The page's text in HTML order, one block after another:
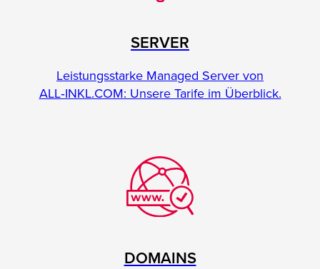
SERVER
Leistungsstarke Managed Server von
ALL‑INKL.COM: Unsere Tarife im Überblick.
DOMAINS